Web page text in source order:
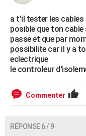
a t'il tester les
posible que ton
passe et que par
possibilite car il y a
eclectrique
le controleur
Commenter
RÉPONSE 6 / 9